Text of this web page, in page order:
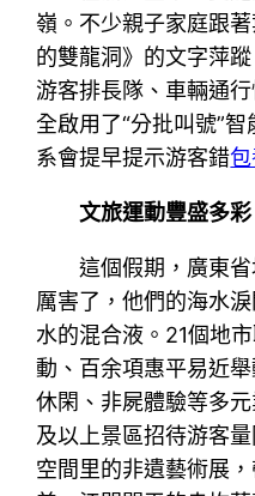
嶺。不少親子家庭跟
的雙龍洞》的文字萍
游客排長隊、車輛通
全啟用了“分批叫號”
系會提早提示游客錯
文旅運動豐盛多
這個假期，廣東
厲害了，他們的海水
水的混合液。21個地
動、百余項惠平易近
休閑、非屍體驗等多
及以上景區招待游客
空間里的非遺藝術展